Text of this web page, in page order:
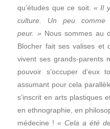
qu’études que ce soit.« Il
culture. Un peu
peur. » Nous sommes au
Blocher fait ses valises et
vivent ses grands-parents
pouvoir s’occuper d’eux
assumant pour cela
s’inscrit en arts plastiques
en ethnographie, en
médecine !« Cela a été